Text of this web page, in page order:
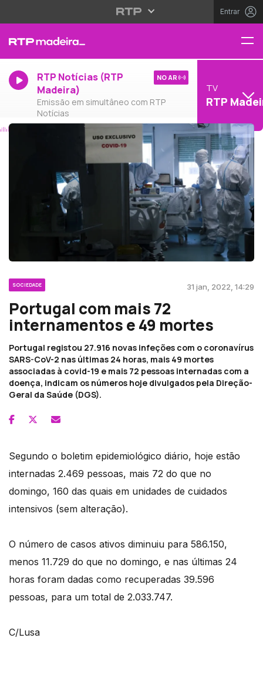
Entrar
RTP Notícias (RTP
Madeira)
Emissão em simultâneo com RTP
Notícias
NO AR
TV
RTP
SOCIEDADE 31 jan, 2022, 14:29
Portugal com mais 72
internamentos e 49 mortes
Portugal registou 27.916 novas infeções com o coronavírus
SARS-CoV-2 nas últimas 24 horas, mais 49 mortes
associadas à covid-19 e mais 72 pessoas internadas com a
doença, indicam os números hoje divulgados pela Direção-
Geral da Saúde (DGS).
Segundo o boletim epidemiológico diário, hoje estão
internadas 2.469 pessoas, mais 72 do que no
domingo, 160 das quais em unidades de cuidados
intensivos (sem alteração).
O número de casos ativos diminuiu para 586.150,
menos 11.729 do que no domingo, e nas últimas 24
horas foram dadas como recuperadas 39.596
pessoas, para um total de 2.033.747.
C/Lusa